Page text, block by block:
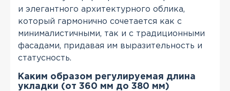
и элегантного архитектурного облика,
который гармонично сочетается как с
минималистичными, так и с традиционными
фасадами, придавая им выразительность и
статусность.
Каким образом регулируемая длина
укладки (от 360 мм до 380 мм)